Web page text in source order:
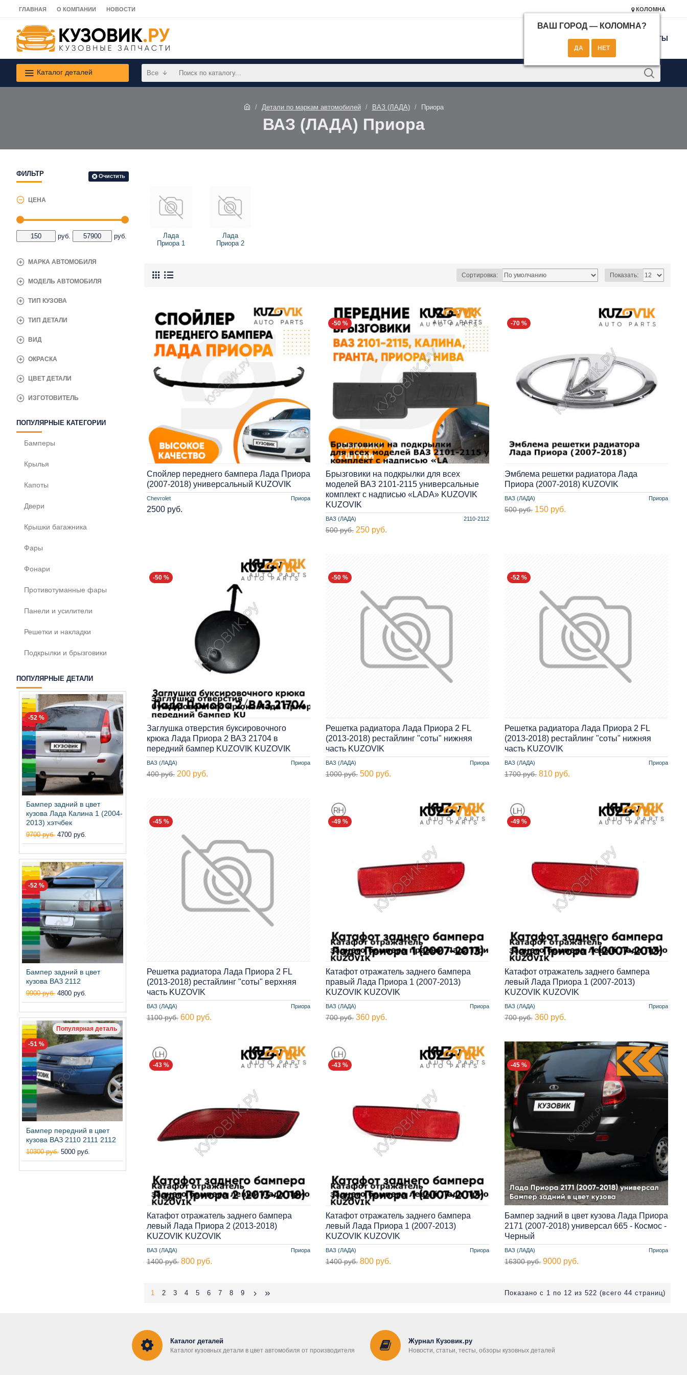
ГЛАВНАЯ О КОМПАНИИ НОВОСТИ КОЛОМНА
ВАШ ГОРОД — КОЛОМНА?
КОНТАКТЫ
Каталог деталей Все
Детали по маркам автомобилей ВАЗ (ЛАДА) Приора
ВАЗ (ЛАДА) Приора
ФИЛЬТР Очистить
ЦЕНА
руб. руб.
МАРКА АВТОМОБИЛЯ
ВИД
ИЗГОТОВИТЕЛЬ
МОДЕЛЬ АВТОМОБИЛЯ
ОКРАСКА
ТИП ДЕТАЛИ
ТИП КУЗОВА
ЦВЕТ ДЕТАЛИ
ПОПУЛЯРНЫЕ КАТЕГОРИИ
Бамперы
Крылья
Капоты
Двери
Крышки багажника
Фары
Фонари
Противотуманные фары
Панели и усилители
Решетки и накладки
Подкрылки и брызговики
ПОПУЛЯРНЫЕ ДЕТАЛИ
-52 %
Бампер задний в цвет
кузова Лада Калина 1 (2004-
2013) хэтчбек
9700 руб. 4700 руб.
-52 %
Бампер задний в цвет
кузова ВАЗ 2112
9900 руб. 4800 руб.
Популярная деталь
-51 %
Бампер передний в цвет
кузова ВАЗ 2110 2111 2112
10300 руб. 5000 руб.
Лада
Приора 1
Лада
Приора 2
Сортировка: Показать:
Chevrolet Приора
Спойлер переднего бампера Лада Приора
(2007-2018) универсальный KUZOVIK
2500 руб.
-50 %
ВАЗ (ЛАДА) 2110-2112
Брызговики на подкрылки для всех
моделей ВАЗ 2101-2115 универсальные
комплект с надписью «LADA» KUZOVIK
KUZOVIK
500 руб. 250 руб.
-70 %
ВАЗ (ЛАДА) Приора
Эмблема решетки радиатора Лада
Приора (2007-2018) KUZOVIK
500 руб. 150 руб.
-50 %
ВАЗ (ЛАДА) Приора
Заглушка отверстия буксировочного
крюка Лада Приора 2 ВАЗ 21704 в
передний бампер KUZOVIK KUZOVIK
400 руб. 200 руб.
-50 %
ВАЗ (ЛАДА) Приора
Решетка радиатора Лада Приора 2 FL
(2013-2018) рестайлинг "соты" нижняя
часть KUZOVIK
1000 руб. 500 руб.
-52 %
ВАЗ (ЛАДА) Приора
Решетка радиатора Лада Приора 2 FL
(2013-2018) рестайлинг "соты" нижняя
часть KUZOVIK
1700 руб. 810 руб.
-45 %
ВАЗ (ЛАДА) Приора
Решетка радиатора Лада Приора 2 FL
(2013-2018) рестайлинг "соты" верхняя
часть KUZOVIK
1100 руб. 600 руб.
-49 %
ВАЗ (ЛАДА) Приора
Катафот отражатель заднего бампера
правый Лада Приора 1 (2007-2013)
KUZOVIK KUZOVIK
700 руб. 360 руб.
-49 %
ВАЗ (ЛАДА) Приора
Катафот отражатель заднего бампера
левый Лада Приора 1 (2007-2013)
KUZOVIK KUZOVIK
700 руб. 360 руб.
-43 %
ВАЗ (ЛАДА) Приора
Катафот отражатель заднего бампера
левый Лада Приора 2 (2013-2018)
KUZOVIK KUZOVIK
1400 руб. 800 руб.
-43 %
ВАЗ (ЛАДА) Приора
Катафот отражатель заднего бампера
левый Лада Приора 1 (2007-2013)
KUZOVIK KUZOVIK
1400 руб. 800 руб.
-45 %
ВАЗ (ЛАДА) Приора
Бампер задний в цвет кузова Лада Приора
2171 (2007-2018) универсал 665 - Космос -
Черный
16300 руб. 9000 руб.
1 2 3 4 5 6 7 8 9 Показано с 1 по 12 из 522 (всего 44 страниц)
Каталог деталей
Каталог кузовных детали в цвет автомобиля от производителя
Журнал Кузовик.ру
Новости, статьи, тесты, обзоры кузовных деталей